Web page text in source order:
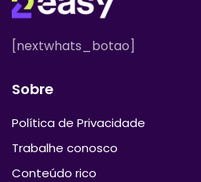
[nextwhats_botao]
Sobre
Política de Privacidade
Trabalhe conosco
Conteúdo rico